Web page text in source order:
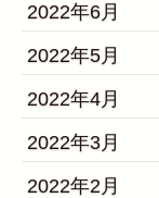
2022年6月
2022年5月
2022年4月
2022年3月
2022年2月